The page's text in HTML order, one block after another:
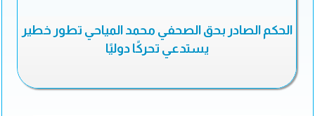
الحكم الصادر بحق الصحفي محمد المياحي تطور خطير
يستدعي تحركًا دوليًا